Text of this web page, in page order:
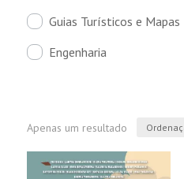
Guias Turísticos e Mapas
Engenharia
Apenas um resultado